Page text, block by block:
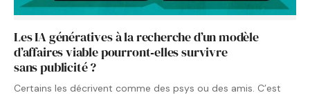
Les IA génératives à la recherche d’un modèle
d’affaires viable pourront‑elles survivre
sans publicité ?
Certains les décrivent comme des psys ou des amis. C’est